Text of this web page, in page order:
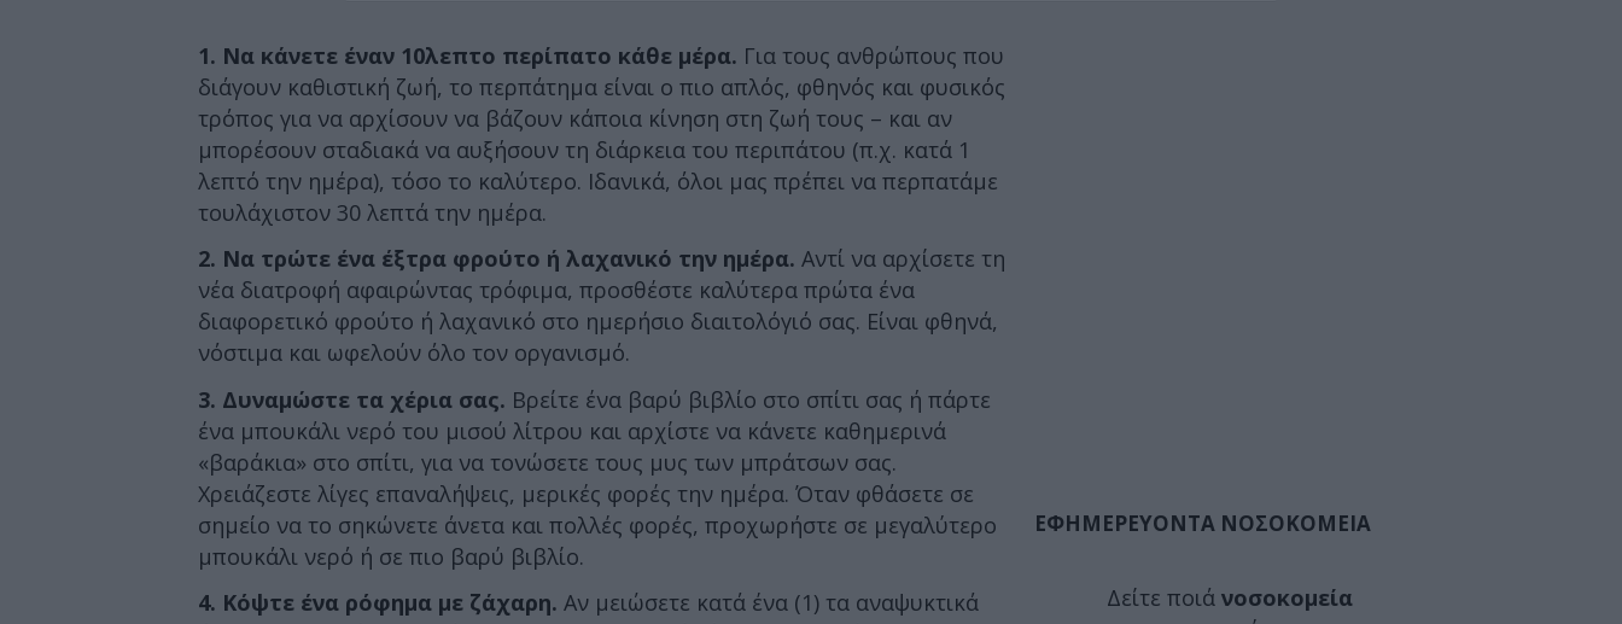
1. Να κάνετε έναν 10λεπτο περίπατο κάθε μέρα. Για τους ανθρώπους που
διάγουν καθιστική ζωή, το περπάτημα είναι ο πιο απλός, φθηνός και φυσικός
τρόπος για να αρχίσουν να βάζουν κάποια κίνηση στη ζωή τους – και αν
μπορέσουν σταδιακά να αυξήσουν τη διάρκεια του περιπάτου (π.χ. κατά 1
λεπτό την ημέρα), τόσο το καλύτερο. Ιδανικά, όλοι μας πρέπει να περπατάμε
τουλάχιστον 30 λεπτά την ημέρα.
2. Να τρώτε ένα έξτρα φρούτο ή λαχανικό την ημέρα. Αντί να αρχίσετε τη
νέα διατροφή αφαιρώντας τρόφιμα, προσθέστε καλύτερα πρώτα ένα
διαφορετικό φρούτο ή λαχανικό στο ημερήσιο διαιτολόγιό σας. Είναι φθηνά,
νόστιμα και ωφελούν όλο τον οργανισμό.
3. Δυναμώστε τα χέρια σας. Βρείτε ένα βαρύ βιβλίο στο σπίτι σας ή πάρτε
ένα μπουκάλι νερό του μισού λίτρου και αρχίστε να κάνετε καθημερινά
«βαράκια» στο σπίτι, για να τονώσετε τους μυς των μπράτσων σας.
Χρειάζεστε λίγες επαναλήψεις, μερικές φορές την ημέρα. Όταν φθάσετε σε
σημείο να το σηκώνετε άνετα και πολλές φορές, προχωρήστε σε μεγαλύτερο
μπουκάλι νερό ή σε πιο βαρύ βιβλίο.
4. Κόψτε ένα ρόφημα με ζάχαρη. Αν μειώσετε κατά ένα (1) τα αναψυκτικά
ΕΦΗΜΕΡΕΥΟΝΤΑ ΝΟΣΟΚΟΜΕΙΑ
Δείτε ποιά νοσοκομεία